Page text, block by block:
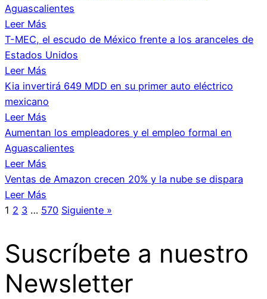
Aguascalientes
Leer Más
T-MEC, el escudo de México frente a los aranceles de
Estados Unidos
Leer Más
Kia invertirá 649 MDD en su primer auto eléctrico
mexicano
Leer Más
Aumentan los empleadores y el empleo formal en
Aguascalientes
Leer Más
Ventas de Amazon crecen 20% y la nube se dispara
Leer Más
1 2 3 … 570 Siguiente »
Suscríbete a nuestro
Newsletter